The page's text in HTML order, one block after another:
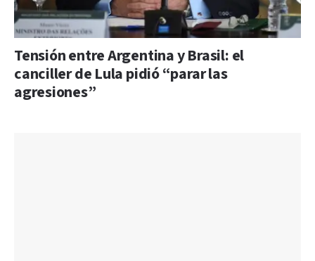
Tensión entre Argentina y Brasil: el
canciller de Lula pidió “parar las
agresiones”